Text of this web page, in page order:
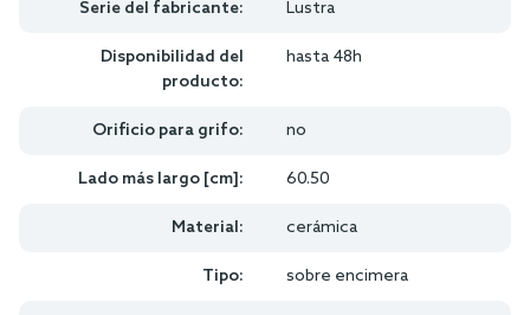
Serie del fabricante: Lustra
Disponibilidad del
producto:
hasta 48h
Orificio para grifo: no
Lado más largo [cm]: 60.50
Material: cerámica
Tipo: sobre encimera